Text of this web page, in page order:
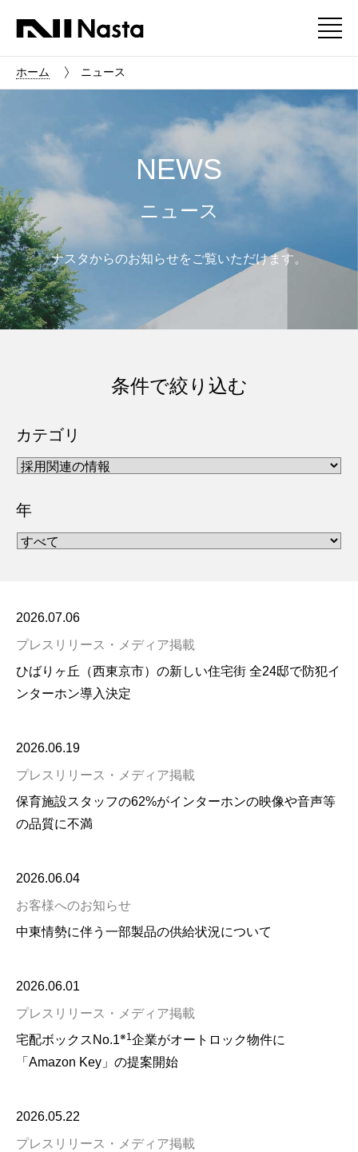
ホーム ニュース
NEWS
ニュース
ナスタからのお知らせをご覧いただけます。
条件で絞り込む
カテゴリ
年
2026.07.06
プレスリリース・メディア掲載
ひばりヶ丘（西東京市）の新しい住宅街 全24邸で防犯イ
ンターホン導入決定
2026.06.19
プレスリリース・メディア掲載
保育施設スタッフの62%がインターホンの映像や音声等
の品質に不満
2026.06.04
お客様へのお知らせ
中東情勢に伴う一部製品の供給状況について
2026.06.01
プレスリリース・メディア掲載
宅配ボックスNo.1※1企業がオートロック物件に
「Amazon Key」の提案開始
2026.05.22
プレスリリース・メディア掲載